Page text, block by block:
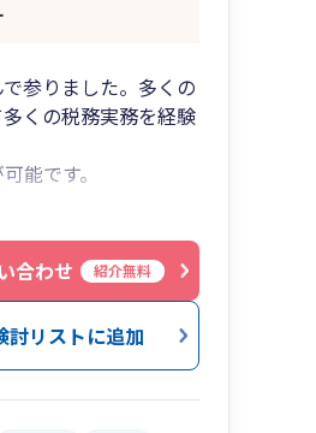
参りました。多くの
くの税務実務を経験
能です。
すが）お客様と税理
される企業の課題を
、黒子に徹して、企
す。
合わせ 紹介無料
討リストに追加